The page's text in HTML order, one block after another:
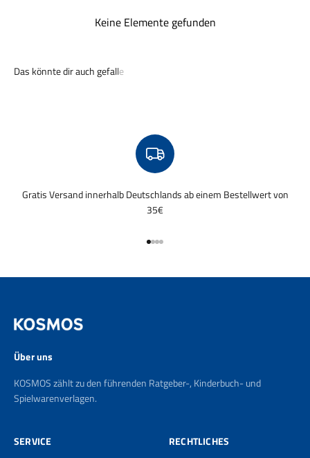
Keine Elemente gefunden
Gratis Versand innerhalb Deutschlands ab einem Bestellwert von
35€
Gehe zu Element 1
Gehe zu Element 2
Gehe zu Element 3
Gehe zu Element 4
Über uns
KOSMOS zählt zu den führenden Ratgeber-, Kinderbuch- und
Spielwarenverlagen.
SERVICE
RECHTLICHES